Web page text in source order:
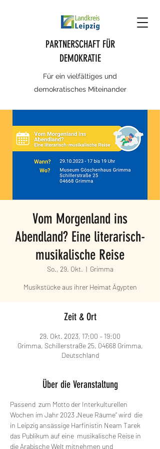
PARTNERSCHAFT FÜR
DEMOKRATIE
Für ein vielfältiges und
demokratisches Miteinander
Vom Morgenland ins
Abendland? Eine literarisch-
musikalische Reise
So., 29. Okt.
  |
Grimma
Musikstücke aus ihrer Heimat Ägypten
Zeit & Ort
29. Okt. 2023, 17:00 – 19:00
Grimma, Schillerstraße 25, 04668 Grimma,
Deutschland
Über die Veranstaltung
Passend  zum Motto der Interkulturellen
Wochen im Jahr 2023 „Neue Räume“ wird  die
in Leipzig ansässige Harfinistin Neam Tarek
das Publikum auf eine  musikalische Reise in
die Arabische Welt mitnehmen und